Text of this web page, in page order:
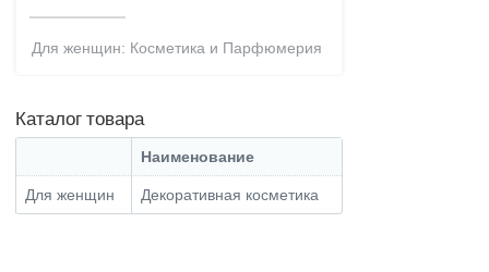
Для женщин: Косметика и Парфюмерия
Каталог товара
Наименование
Для женщин Декоративная косметика